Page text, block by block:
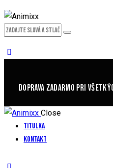
DOPRAVA ZADARMO PRI
Close
Titulka
Kontakt